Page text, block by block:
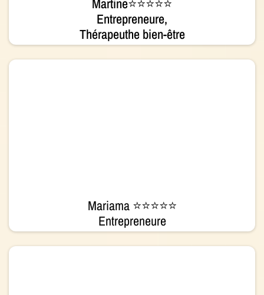
Martine⭐⭐⭐⭐⭐
Entrepreneure,
Thérapeuthe bien-être
Mariama ⭐⭐⭐⭐⭐
Entrepreneure